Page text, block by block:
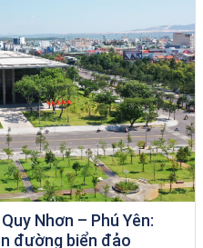
Nhơn – Phú Yên:
đường biển đảo